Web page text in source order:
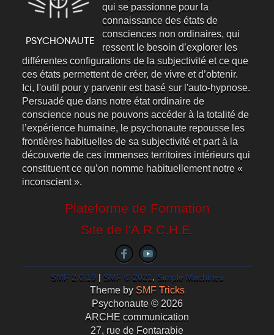
qui se passionne pour la
connaissance des états de
consciences non ordinaires, qui
ressent le besoin d’explorer les
différentes configurations de la subjectivité et ce que
ces états permettent de créer, de vivre et d’obtenir.
Ici, l'outil pour y parvenir est basé sur l'auto-hypnose.
Persuadé que dans notre état ordinaire de
conscience nous ne pouvons accéder à la totalité de
l’expérience humaine, le psychonaute repousse les
frontières habituelles de sa subjectivité et part à la
découverte de ces immenses territoires intérieurs qui
constituent ce qu’on nomme habituellement notre «
inconscient ».
Plateforme de Formation
Site de l'A.R.C.H.E.
SMF 2.0.19 SMF © 2021, Simple Machines
Theme by SMF Tricks
Psychonaute © 2026
ARCHE communication
27, rue de Fontarabie